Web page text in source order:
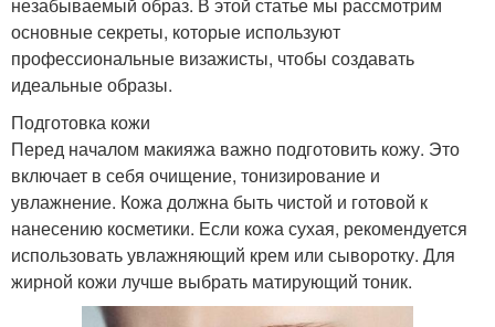
основные секреты, которые используют
профессиональные визажисты, чтобы создавать
идеальные образы.
Подготовка кожи
Перед началом макияжа важно подготовить кожу. Это
включает в себя очищение, тонизирование и
увлажнение. Кожа должна быть чистой и готовой к
нанесению косметики. Если кожа сухая, рекомендуется
использовать увлажняющий крем или сыворотку. Для
жирной кожи лучше выбрать матирующий тоник.